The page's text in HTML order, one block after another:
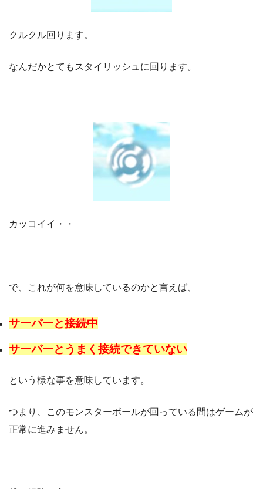
クルクル回ります。
なんだかとてもスタイリッシュに回ります。
カッコイイ・・
で、これが何を意味しているのかと言えば、
サーバーと接続中
サーバーとうまく接続できていない
という様な事を意味しています。
つまり、このモンスターボールが回っている間はゲームが
正常に進みません。